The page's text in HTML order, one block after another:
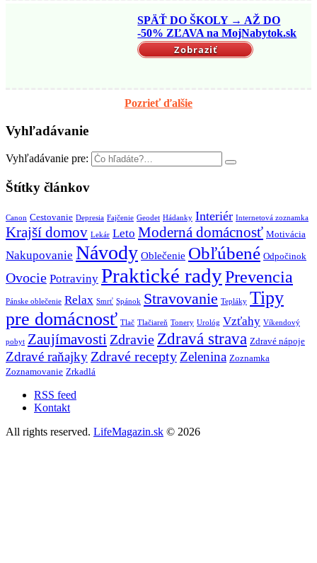
SPÄŤ DO ŠKOLY → AŽ DO
-50% ZĽAVA na MojNabytok.sk
Zobraziť
Pozrieť ďalšie
Vyhľadávanie
Vyhľadávanie pre:
Štítky článkov
Canon Cestovanie Depresia Fajčenie Geodet Hádanky Interiér Internetová zoznamka
Krajší domov Lekár Leto Moderná domácnosť Motivácia
Nakupovanie Návody Oblečenie Obľúbené Odpočinok
Ovocie Potraviny Praktické radyPrevencia
Pánske oblečenie Relax Smrť Spánok Stravovanie Tepláky Tipy
pre domácnosť Tlač Tlačiareň Tonery Urológ Vzťahy Víkendový
pobyt Zaujímavosti Zdravie Zdravá strava Zdravé nápoje
Zdravé raňajky Zdravé recepty Zelenina Zoznamka
Zoznamovanie Zrkadlá
RSS feed
Kontakt
All rights reserved. LifeMagazin.sk © 2026